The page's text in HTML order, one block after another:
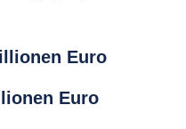
Euro
Euro